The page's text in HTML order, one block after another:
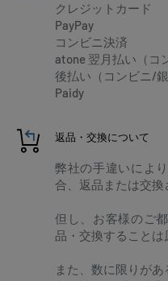
クレジットカード
PayPay
コンビニ決済
atone 翌月払い（コ
後払い（コンビニ/銀
Paidy
返品・交換について
弊社の手違いによ
合、返品または交換
但し、お客様のご
品・交換することは
また、数に限りが